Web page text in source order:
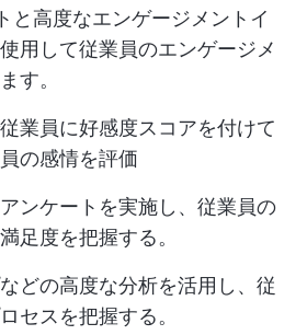
と高度なエンゲージメントイ
用して従業員のエンゲージメ
す。
業員に好感度スコアを付けて
の感情を評価
ンケートを実施し、従業員の
足度を把握する。
どの高度な分析を活用し、従
セスを把握する。